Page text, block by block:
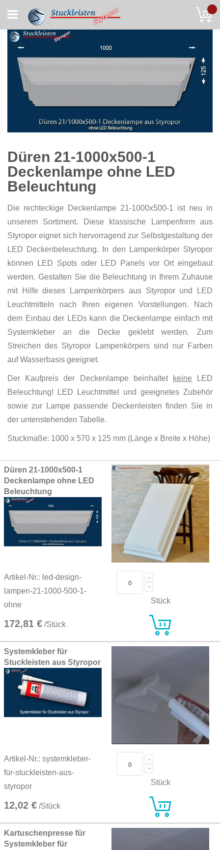
to
Content
Düren 21-1000x500-1
Deckenlampe ohne LED
Beleuchtung
Die rechteckige Deckenlampe 21-1000x500-1 ist neu in
unserem Sortiment. Diese klassische Lampenform aus
Styropor eignet sich hervorragend zur Selbstgestaltung der
LED Deckenbeleuchtung. In den Lampenkörper Styropor
können LED Spots oder LED Panels vor Ort eingebaut
werden. Gestalten Sie die Beleuchtung in Ihrem Zuhause
mit Hilfe dieses Lampenkörpers aus Styropor und LED
Leuchtmitteln nach Ihren eigenen Vorstellungen. Nach
dem Einbau der LEDs kann die Deckenlampe einfach mit
Systemkleber an die Decke geklebt werden. Zum
Streichen des Styropor Lampenkörpers sind nur Farben
auf Wasserbasis geeignet.
Der Kaufpreis der Deckenlampe beinhaltet keine LED
Beleuchtung! LED Leuchtmittel und geeignetes Zubehör
sowie zur Lampe passende Deckenleisten finden Sie in
der untenstehenden Tabelle.
Stuckmaße: 1000 x 570 x 125 mm (Länge x Breite x Höhe)
Grouped
product
items
Düren 21-1000x500-1
Deckenlampe ohne LED
Beleuchtung
Artikel-Nr.: led-design-
lampen-21-1000-500-1-
ohne
172,81 € /Stück
Stück
Systemkleber für
Stuckleisten aus Styropor
Artikel-Nr.: systemkleber-
für-stuckleisten-aus-
styropor
12,02 € /Stück
Stück
Kartuschenpresse für
Systemkleber für